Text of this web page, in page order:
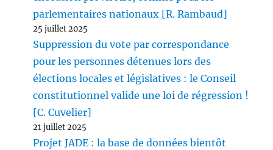
parlementaires nationaux [R. Rambaud]
25 juillet 2025
Suppression du vote par correspondance
pour les personnes détenues lors des
élections locales et législatives : le Conseil
constitutionnel valide une loi de régression !
[C. Cuvelier]
21 juillet 2025
Projet JADE : la base de données bientôt